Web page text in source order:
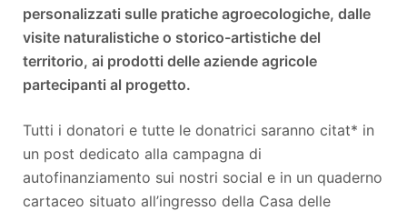
personalizzati sulle pratiche agroecologiche, dalle
visite naturalistiche o storico-artistiche del
territorio, ai prodotti delle aziende agricole
partecipanti al progetto.
Tutti i donatori e tutte le donatrici saranno citat* in
un post dedicato alla campagna di
autofinanziamento sui nostri social e in un quaderno
cartaceo situato all’ingresso della Casa delle